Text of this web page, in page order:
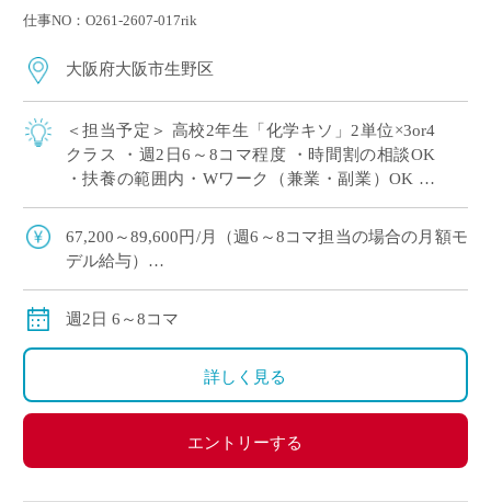
仕事NO：O261-2607-017rik
大阪府大阪市生野区
＜担当予定＞ 高校2年生「化学キソ」2単位×3or4
クラス ・週2日6～8コマ程度 ・時間割の相談OK
・扶養の範囲内・Wワーク（兼業・副業）OK ・
師で勤務いただける方を募集 […]
67,200～89,600円/月（週6～8コマ担当の場合の月額モ
デル給与）
※月の途中からご勤務開始の場合は、日割計算になり
週2日 6～8コマ
詳しく見る
エントリーする